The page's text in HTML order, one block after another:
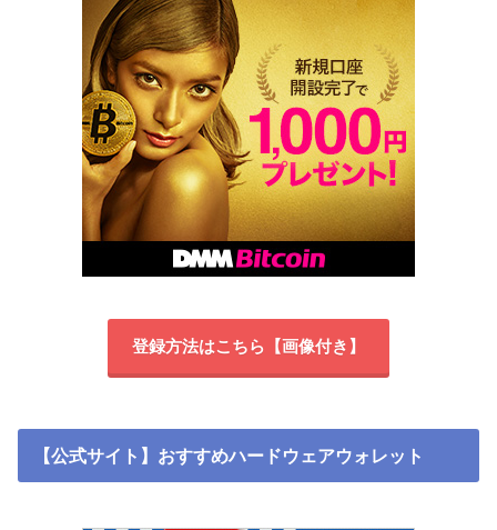
登録方法はこちら【画像付き】
【公式サイト】おすすめハードウェアウォレット